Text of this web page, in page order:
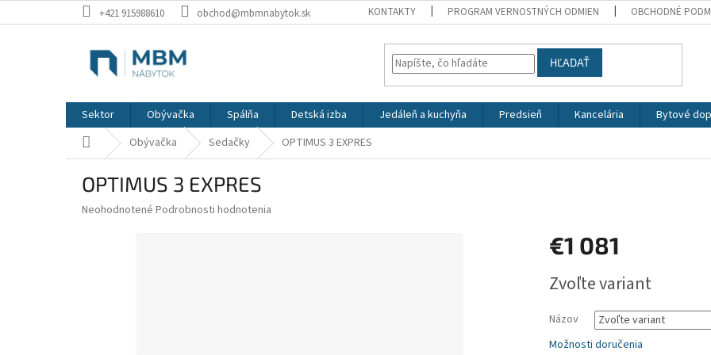
na
+421 915988610 obchod@mbmnabytok.sk KONTAKTY PROGRAM VERNOSTNÝCH ODMIEN OBCHODNÉ
HĽADAŤ
Sektor Obývačka Spálňa Detská izba Jedáleň a kuchyňa Predsieň Kancelária Bytové
Domov Obývačka Sedačky OPTIMUS 3 EXPRES
OPTIMUS 3 EXPRES
Priemerné
Neohodnotené Podrobnosti hodnotenia
€1 081
cena:
Zvoľte variant
Názov
Možnosti doručenia